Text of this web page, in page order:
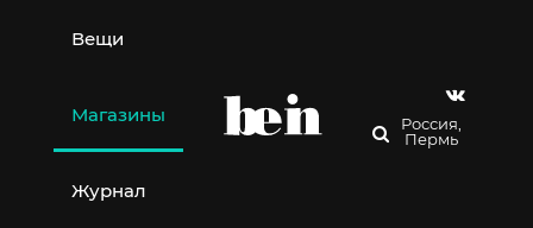
содержимому
Вещи
Магазины
Журнал
Россия,
Пермь